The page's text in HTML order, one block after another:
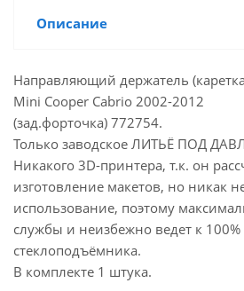
Описание
Направляющий держатель
Mini Cooper Cabrio 2002-2012
(зад.форточка) 772754.
Только заводское ЛИТЬЁ ПОД
Никакого 3D-принтера, т.к. он
изготовление макетов, но никак
использование, поэтому
службы и неизбежно ведет к 100%
стеклоподъёмника.
В комплекте 1 штука.